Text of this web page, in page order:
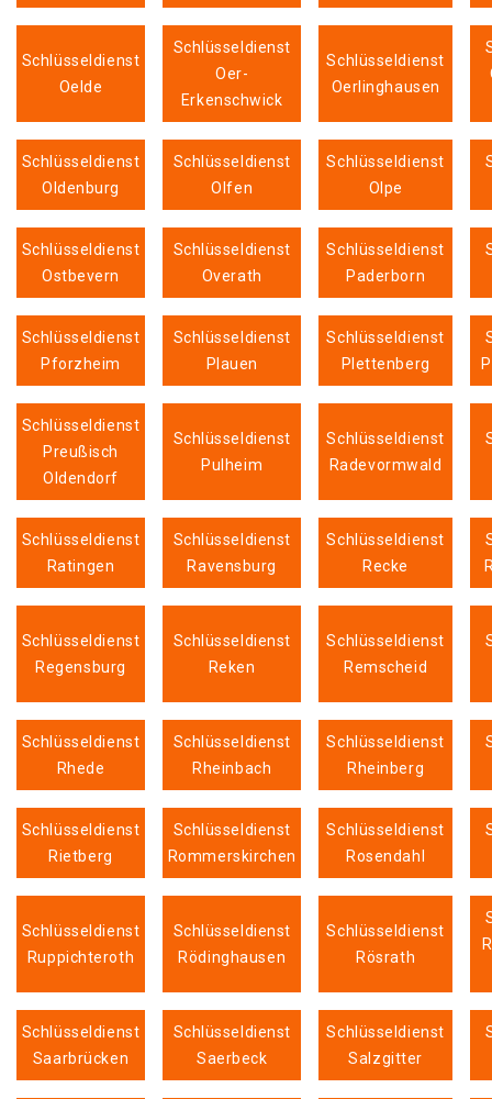
Schlüsseldienst
Oelde
Schlüsseldienst
Oer-
Erkenschwick
Schlüsseldienst
Oerlinghausen
Schlüsseldienst
Oldenburg
Schlüsseldienst
Olfen
Schlüsseldienst
Olpe
Schlüsseldienst
Ostbevern
Schlüsseldienst
Overath
Schlüsseldienst
Paderborn
Schlüsseldienst
Pforzheim
Schlüsseldienst
Plauen
Schlüsseldienst
Plettenberg
Schlüsseldienst
Preußisch
Oldendorf
Schlüsseldienst
Pulheim
Schlüsseldienst
Radevormwald
Schlüsseldienst
Ratingen
Schlüsseldienst
Ravensburg
Schlüsseldienst
Recke
Schlüsseldienst
Regensburg
Schlüsseldienst
Reken
Schlüsseldienst
Remscheid
Schlüsseldienst
Rhede
Schlüsseldienst
Rheinbach
Schlüsseldienst
Rheinberg
Schlüsseldienst
Rietberg
Schlüsseldienst
Rommerskirchen
Schlüsseldienst
Rosendahl
Schlüsseldienst
Ruppichteroth
Schlüsseldienst
Rödinghausen
Schlüsseldienst
Rösrath
Schlüsseldienst
Saarbrücken
Schlüsseldienst
Saerbeck
Schlüsseldienst
Salzgitter